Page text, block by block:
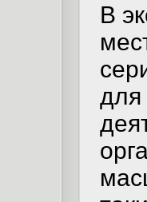
В
для